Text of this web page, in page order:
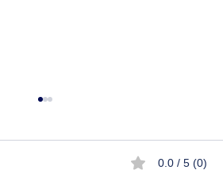
0.0 / 5 (0)